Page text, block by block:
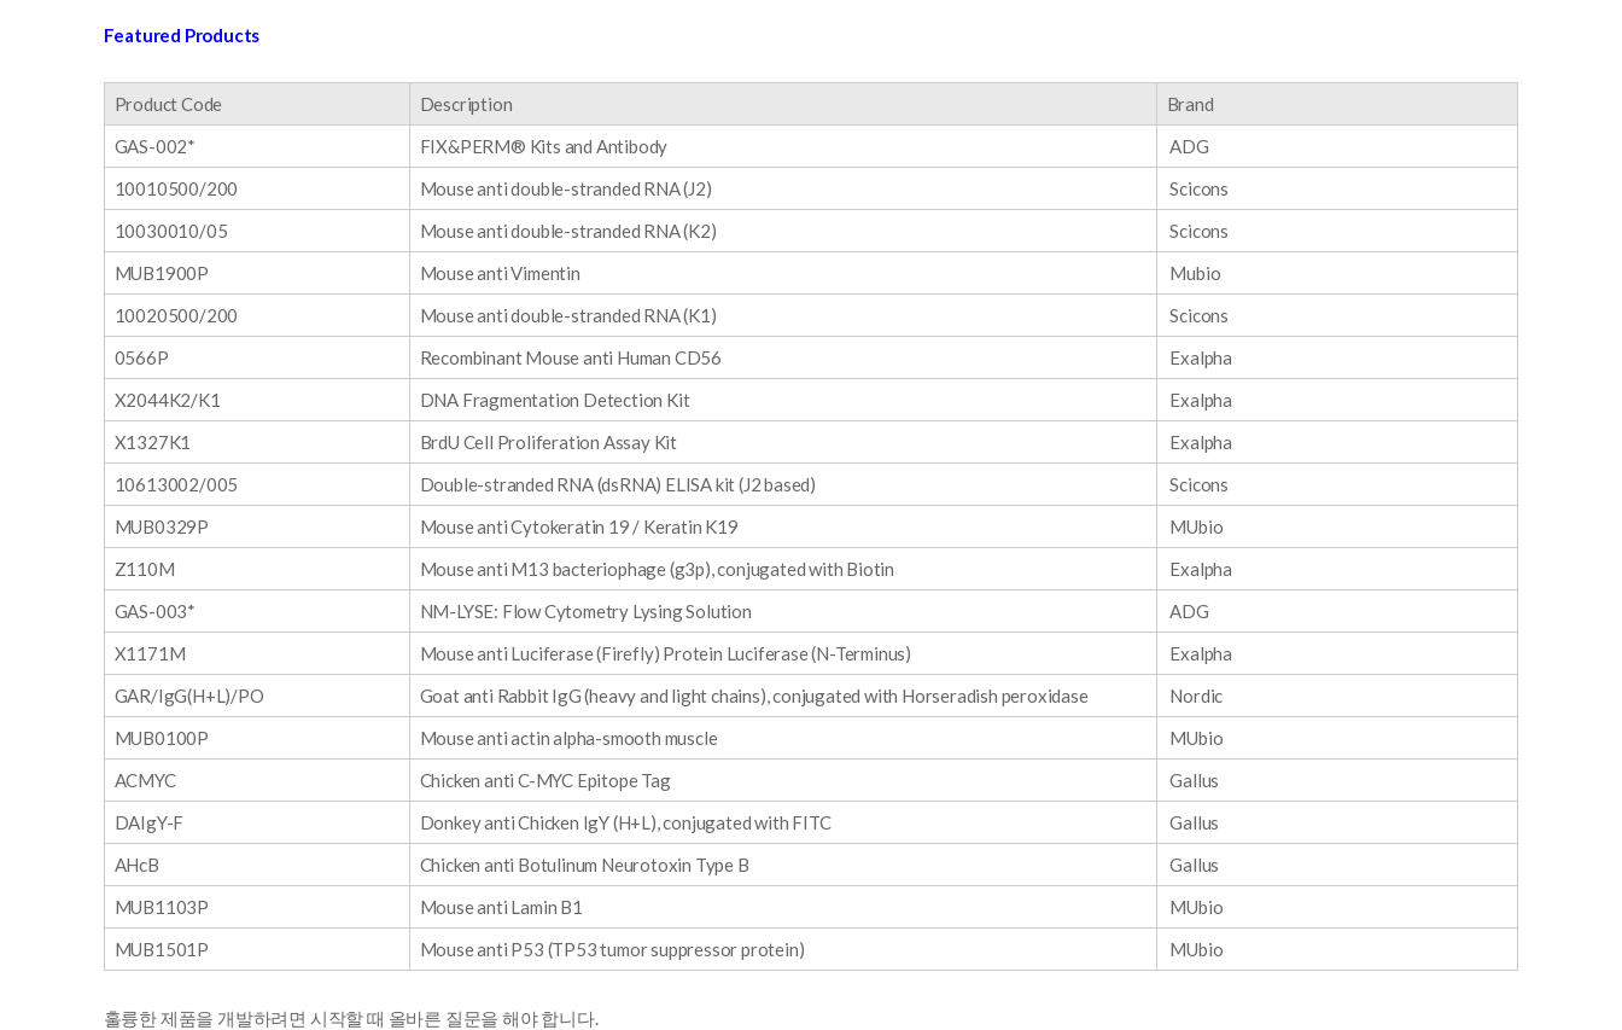
Featured Products
Product Code Description
Brand
GAS-002*
FIX&PERM® Kits and Antibody
ADG
10010500/200
Mouse anti double-stranded RNA (J2)
Scicons
10030010/05
Mouse anti double-stranded RNA (K2)
Scicons
MUB1900P
Mouse anti Vimentin
Mubio
10020500/200
Mouse anti double-stranded RNA (K1)
Scicons
0566P
Recombinant Mouse anti Human CD56
Exalpha
X2044K2/K1
DNA Fragmentation Detection Kit
Exalpha
X1327K1
BrdU Cell Proliferation Assay Kit
Exalpha
10613002/005
Double-stranded RNA (dsRNA) ELISA kit (J2 based)
Scicons
MUB0329P
Mouse anti Cytokeratin 19 / Keratin K19
MUbio
Z110M
Mouse anti M13 bacteriophage (g3p), conjugated with Biotin
Exalpha
GAS-003*
NM-LYSE: Flow Cytometry Lysing Solution
ADG
X1171M
Mouse anti Luciferase (Firefly) Protein Luciferase (N-Terminus)
Exalpha
GAR/IgG(H+L)/PO
Goat anti Rabbit IgG (heavy and light chains), conjugated with Horseradish peroxidase
Nordic
MUB0100P
Mouse anti actin alpha-smooth muscle
MUbio
ACMYC
Chicken anti C-MYC Epitope Tag
Gallus
DAIgY-F
Donkey anti Chicken IgY (H+L), conjugated with FITC
Gallus
AHcB
Chicken anti Botulinum Neurotoxin Type B
Gallus
MUB1103P
Mouse anti Lamin B1
MUbio
MUB1501P
Mouse anti P53 (TP53 tumor suppressor protein) MUbio
훌륭한 제품을 개발하려면 시작할 때 올바른 질문을 해야 합니다.